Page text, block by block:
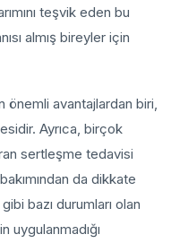
teşvik eden bu
almış bireyler için
önemli avantajlardan biri,
Ayrıca, birçok
sertleşme tedavisi
da dikkate
bazı durumları olan
uygulanmadığı